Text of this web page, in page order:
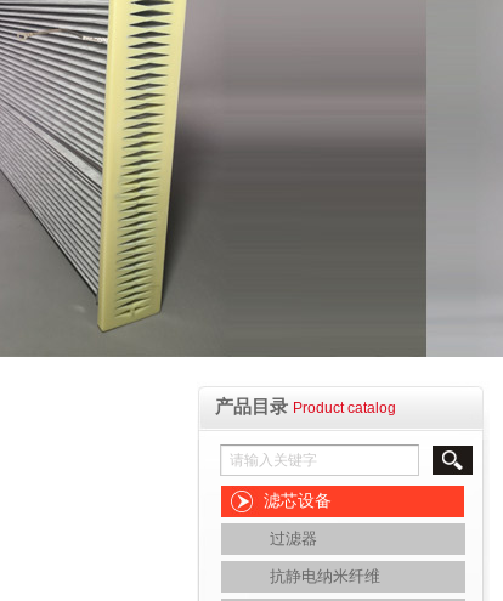
产品目录 Product catalog
滤芯设备
过滤器
抗静电纳米纤维